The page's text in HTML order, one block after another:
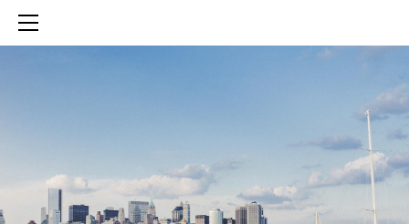
SERVICES
知財活動のROICへの貢献
生成AIを活用した知財戦略の策定方法